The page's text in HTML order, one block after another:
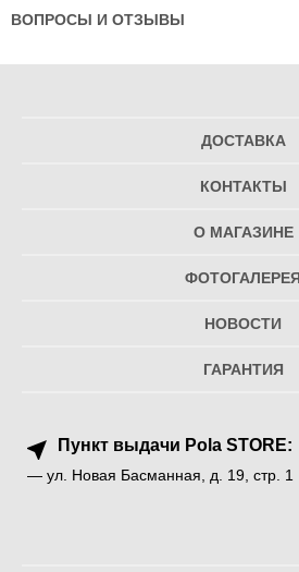
ВОПРОСЫ И ОТЗЫВЫ
ДОСТАВКА
КОНТАКТЫ
О МАГАЗИНЕ
ФОТОГАЛЕРЕЯ
НОВОСТИ
ГАРАНТИЯ
Пункт выдачи Pola STORE:
— ул. Новая Басманная, д. 19, стр. 1